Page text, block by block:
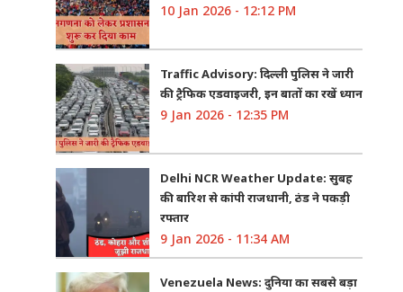
10 Jan 2026 - 12:12 PM
Traffic Advisory: दिल्ली पुलिस ने जारी
की ट्रैफिक एडवाइजरी, इन बातों का रखें ध्यान
9 Jan 2026 - 12:35 PM
Delhi NCR Weather Update: सुबह
की बारिश से कांपी राजधानी, ठंड ने पकड़ी
रफ्तार
9 Jan 2026 - 11:34 AM
Venezuela News: दुनिया का सबसे बड़ा